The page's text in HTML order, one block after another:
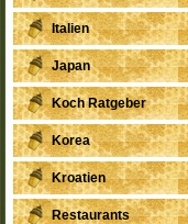
Italien
Japan
Koch Ratgeber
Korea
Kroatien
Restaurants